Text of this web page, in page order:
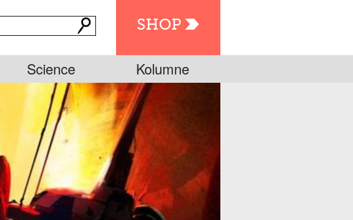
SHOP
Science Kolumne